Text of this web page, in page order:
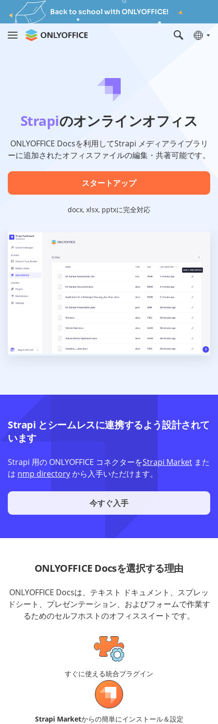
Back to school with ONLYOFFICE!
Strapiのオンラインオフィス
ONLYOFFICE Docsを利用してStrapi メディアライブラリ
ーに追加されたオフィスファイルの編集・共著可能です。
スタートアップ
docx, xlsx, pptxに完全対応
Strapi とシームレスに連携するよう設計されて
います
Strapi 用の ONLYOFFICE コネクターをStrapi Market また
は nmp directoryから入手いただけます。
今すぐ入手
ONLYOFFICE Docsを選択する理由
ONLYOFFICE Docsは、テキスト ドキュメント、スプレッ
ドシート、プレゼンテーション、およびフォームで作業す
るためのセルフホストのオフィススイートです。
すぐに使える統合プラグイン
Strapi Marketからの簡単にインストール＆設定